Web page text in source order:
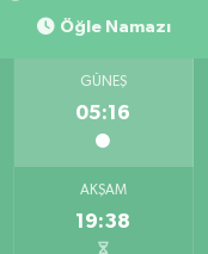
Öğle Namazı
GÜNEŞ
05:16
AKŞAM
19:38